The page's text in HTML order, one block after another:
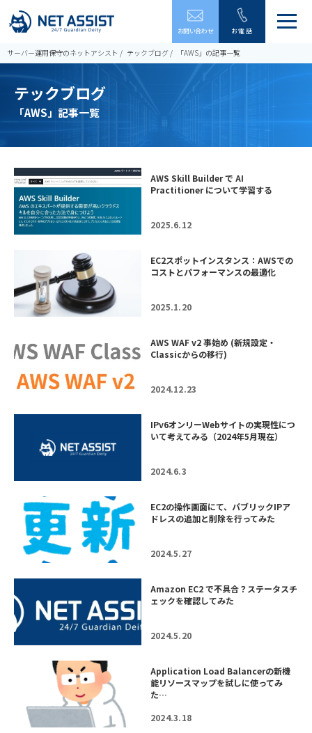
お問い合わせ お電話
メ
ー
サーバー運用保守のネットアシスト テックブログ 「AWS」の記事一覧
テックブログ
「AWS」記事一覧
AWS Skill Builder で AI
Practitioner について学習する
2025.6.12
EC2スポットインスタンス：AWSでの
コストとパフォーマンスの最適化
2025.1.20
AWS WAF v2 事始め (新規設定・
Classicからの移行)
2024.12.23
IPv6オンリーWebサイトの実現性につ
いて考えてみる（2024年5月現在）
2024.6.3
EC2の操作画面にて、パブリックIPア
ドレスの追加と削除を行ってみた
2024.5.27
Amazon EC2 で不具合？ステータスチ
ェックを確認してみた
2024.5.20
Application Load Balancerの新機
能リソースマップを試しに使ってみ
た…
2024.3.18